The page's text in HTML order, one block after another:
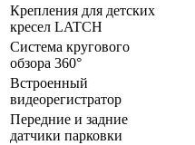
Крепления для детских
кресел LATCH
Система кругового
обзора 360°
Встроенный
видеорегистратор
Передние и задние
датчики парковки